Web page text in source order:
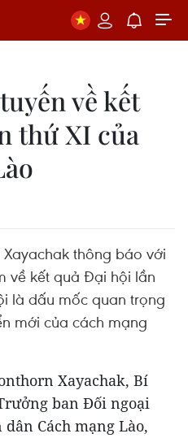
về kết
thứ XI của
thông báo với
về kết quả Đại hội lần
là dấu mốc quan trọng
mới của cách mạng
Xayachak, Bí
ban Đối ngoại
Cách mạng Lào,